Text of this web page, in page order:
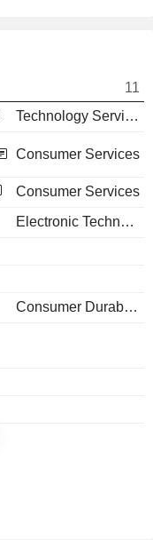
11
Technology Services
Consumer Services
Consumer Services
Electronic Technology
Consumer Durables